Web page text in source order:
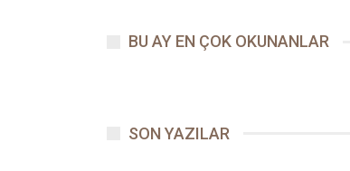
BU AY EN ÇOK OKUNANLAR
SON YAZILAR